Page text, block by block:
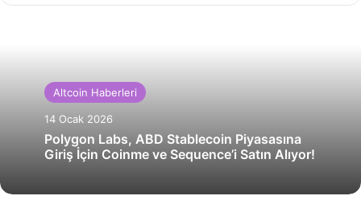
Altcoin Haberleri
14 Ocak 2026
Polygon Labs, ABD Stablecoin Piyasasına
Giriş İçin Coinme ve Sequence’i Satın Alıyor!